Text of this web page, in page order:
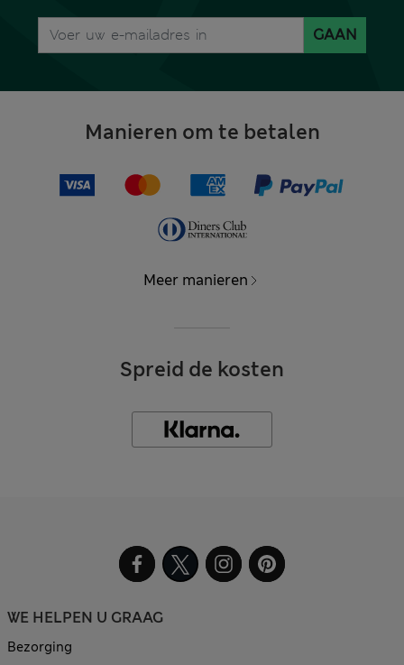
GAAN
Manieren om te betalen
Meer manieren
Spreid de kosten
WE HELPEN U GRAAG
Bezorging